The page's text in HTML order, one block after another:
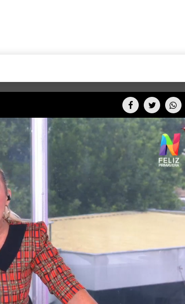
HAIR RECOVERY
ENTROMETIDOS EN LA TELE
MODO FONTEVECCHIA
PERIODISMO PURO
REPERFILAR
CINE NET
TODOS PODEMOS
PARES DE COMEDIA
FIESTAS ARGENTINAS
BELLEZA FASHION
FULL FACE TV
DESAFÍO 10 AÑOS
AGENDA